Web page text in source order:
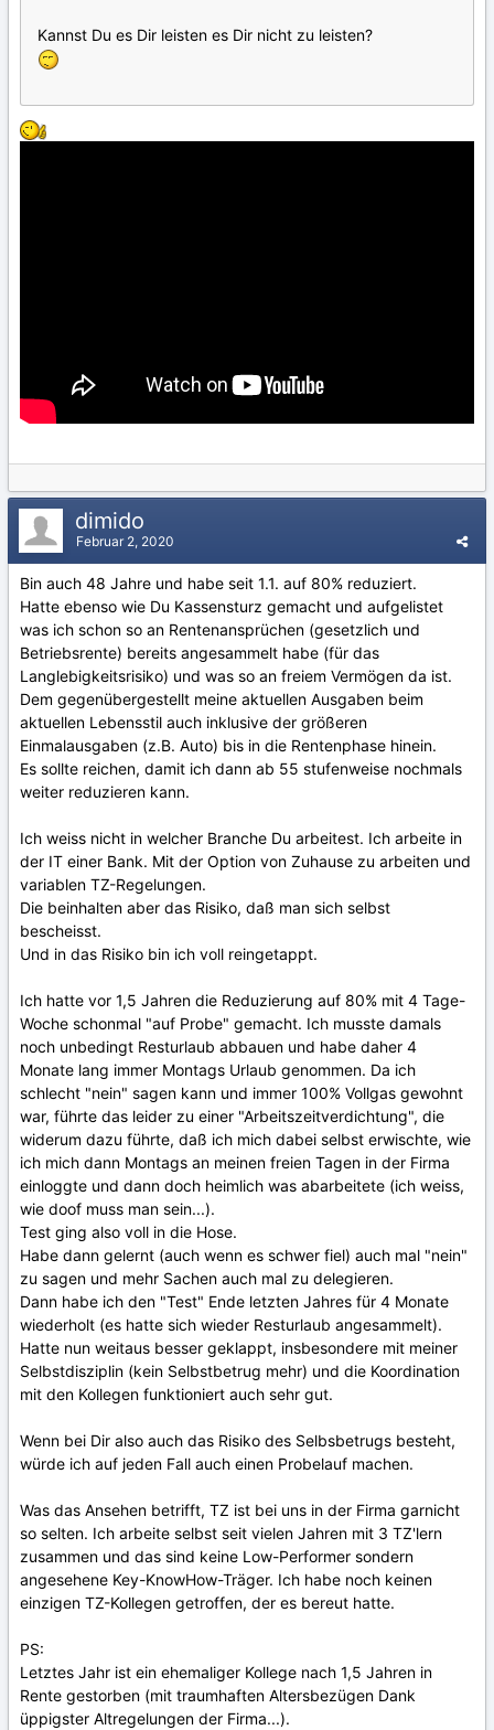
Kannst Du es Dir leisten es Dir nicht zu leisten?
dimido
Februar 2, 2020
Bin auch 48 Jahre und habe seit 1.1. auf 80% reduziert.
Hatte ebenso wie Du Kassensturz gemacht und aufgelistet
was ich schon so an Rentenansprüchen (gesetzlich und
Betriebsrente) bereits angesammelt habe (für das
Langlebigkeitsrisiko) und was so an freiem Vermögen da ist.
Dem gegenübergestellt meine aktuellen Ausgaben beim
aktuellen Lebensstil auch inklusive der größeren
Einmalausgaben (z.B. Auto) bis in die Rentenphase hinein.
Es sollte reichen, damit ich dann ab 55 stufenweise nochmals
weiter reduzieren kann.
Ich weiss nicht in welcher Branche Du arbeitest. Ich arbeite in
der IT einer Bank. Mit der Option von Zuhause zu arbeiten und
variablen TZ-Regelungen.
Die beinhalten aber das Risiko, daß man sich selbst
bescheisst.
Und in das Risiko bin ich voll reingetappt.
Ich hatte vor 1,5 Jahren die Reduzierung auf 80% mit 4 Tage-
Woche schonmal "auf Probe" gemacht. Ich musste damals
noch unbedingt Resturlaub abbauen und habe daher 4
Monate lang immer Montags Urlaub genommen. Da ich
schlecht "nein" sagen kann und immer 100% Vollgas gewohnt
war, führte das leider zu einer "Arbeitszeitverdichtung", die
widerum dazu führte, daß ich mich dabei selbst erwischte, wie
ich mich dann Montags an meinen freien Tagen in der Firma
einloggte und dann doch heimlich was abarbeitete (ich weiss,
wie doof muss man sein...).
Test ging also voll in die Hose.
Habe dann gelernt (auch wenn es schwer fiel) auch mal "nein"
zu sagen und mehr Sachen auch mal zu delegieren.
Dann habe ich den "Test" Ende letzten Jahres für 4 Monate
wiederholt (es hatte sich wieder Resturlaub angesammelt).
Hatte nun weitaus besser geklappt, insbesondere mit meiner
Selbstdisziplin (kein Selbstbetrug mehr) und die Koordination
mit den Kollegen funktioniert auch sehr gut.
Wenn bei Dir also auch das Risiko des Selbsbetrugs besteht,
würde ich auf jeden Fall auch einen Probelauf machen.
Was das Ansehen betrifft, TZ ist bei uns in der Firma garnicht
so selten. Ich arbeite selbst seit vielen Jahren mit 3 TZ'lern
zusammen und das sind keine Low-Performer sondern
angesehene Key-KnowHow-Träger. Ich habe noch keinen
einzigen TZ-Kollegen getroffen, der es bereut hatte.
PS:
Letztes Jahr ist ein ehemaliger Kollege nach 1,5 Jahren in
Rente gestorben (mit traumhaften Altersbezügen Dank
üppigster Altregelungen der Firma...).